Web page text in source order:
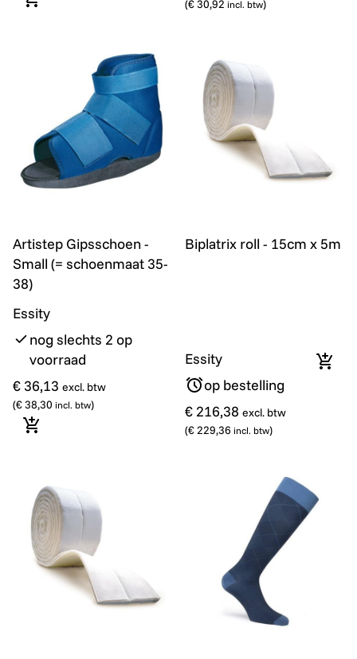
In winkelmandje (€ 30,92 incl. btw)
Artistep Gipsschoen -
Small (= schoenmaat 35-
38)
Essity
nog slechts 2 op
voorraad
€ 36,13 excl. btw
(€ 38,30 incl. btw)
In winkelmandje
Biplatrix roll - 15cm x 5m
Essity
op bestelling
€ 216,38 excl. btw
(€ 229,36 incl. btw)
In